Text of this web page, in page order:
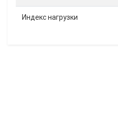
Индекс нагрузки